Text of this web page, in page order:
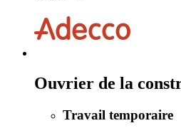
Ouvrier de la
Travail temporaire